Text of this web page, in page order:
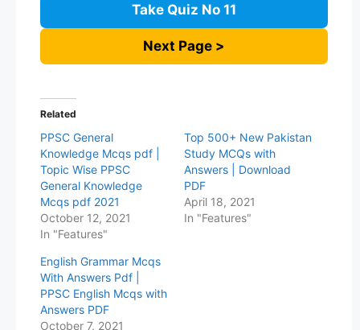
Take Quiz No 11
Next Page >
Related
PPSC General
Knowledge Mcqs pdf |
Topic Wise PPSC
General Knowledge
Mcqs pdf 2021
October 12, 2021
In "Features"
Top 500+ New Pakistan
Study MCQs with
Answers | Download
PDF
April 18, 2021
In "Features"
English Grammar Mcqs
With Answers Pdf |
PPSC English Mcqs with
Answers PDF
October 7, 2021